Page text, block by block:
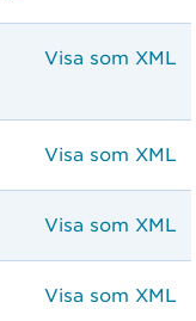
Visa som XML
Visa som XML
Visa som XML
Visa som XML